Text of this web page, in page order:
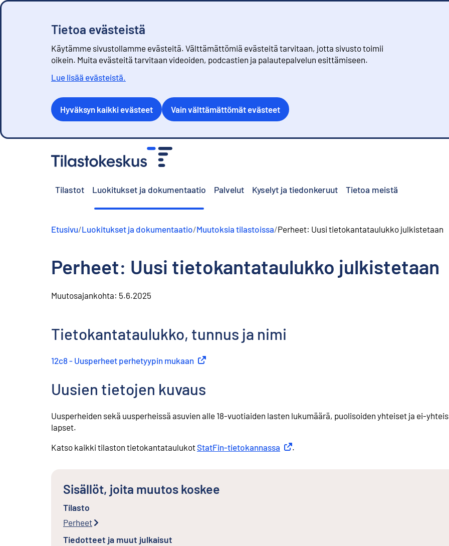
Tietoa evästeistä
Käytämme sivustollamme evästeitä. Välttämättömiä evästeitä tarvitaan, jotta sivusto toimii
oikein. Muita evästeitä tarvitaan videoiden, podcastien ja palautepalvelun esittämiseen.
Lue lisää evästeistä.
Hyväksyn kaikki evästeet Vain välttämättömät evästeet
Tilastot Luokitukset ja dokumentaatio Palvelut Kyselyt ja tiedonkeruut Tietoa meistä
Etusivu/Luokitukset ja dokumentaatio/Muutoksia tilastoissa/Perheet: Uusi tietokantataulukko julkistetaan
Perheet: Uusi tietokantataulukko julkistetaan
Muutosajankohta: 5.6.2025
Tietokantataulukko, tunnus ja nimi
12c8 - Uusperheet perhetyypin mukaan Ulkoinen linkki
Uusien tietojen kuvaus
Uusperheiden sekä uusperheissä asuvien alle 18-vuotiaiden lasten lukumäärä, puolisoiden yhteiset ja ei-
lapset.
Katso kaikki tilaston tietokantataulukotStatFin-tietokannassa Ulkoinen linkki
.
Sisällöt, joita muutos koskee
Tilasto
Perheet
Tiedotteet ja muut julkaisut